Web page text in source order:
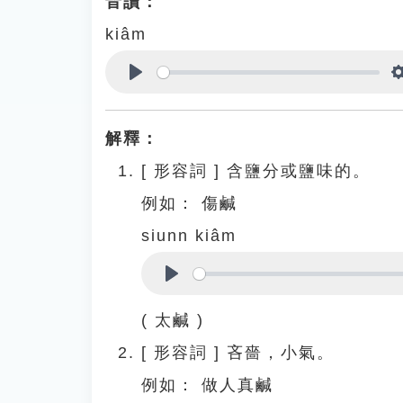
kiâm
解釋：
[ 形容詞 ] 含鹽分或鹽味的。
例如：
傷鹹
siunn kiâm
( 太鹹 )
[ 形容詞 ] 吝嗇，小氣。
例如：
做人真鹹